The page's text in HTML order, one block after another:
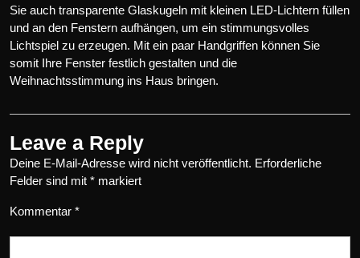
Sie auch transparente Glaskugeln mit kleinen LED-Lichtern füllen
und an den Fenstern aufhängen, um ein stimmungsvolles
Lichtspiel zu erzeugen. Mit ein paar Handgriffen können Sie
somit Ihre Fenster festlich gestalten und die
Weihnachtsstimmung ins Haus bringen.
Leave a Reply
Deine E-Mail-Adresse wird nicht veröffentlicht. Erforderliche
Felder sind mit * markiert
Kommentar *